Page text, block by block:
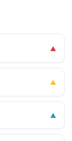
▲
▲
▲